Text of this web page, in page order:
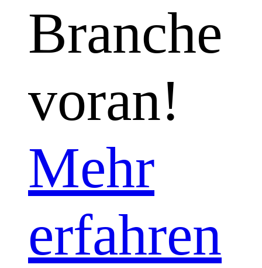
Branche
voran!
Mehr
erfahren